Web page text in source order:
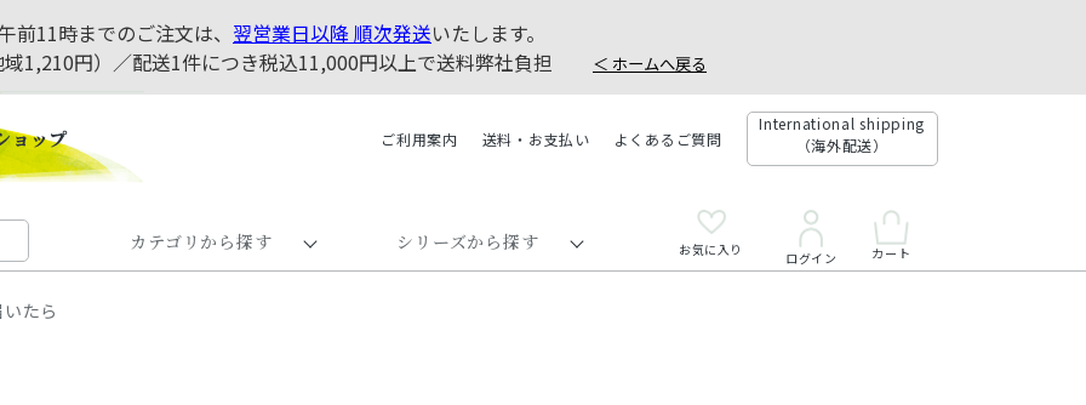
前11時までのご注文は、 翌営業日以降 順次発送いたします。
1,210円）／配送1件につき税込11,000円以上で送料弊社負担
＜ ホームへ戻る
ご利用案内 送料・お支払い よくあるご質問
International shipping
（海外配送）
カテゴリから探す シリーズから探す お気に入り ログイン カート
たら